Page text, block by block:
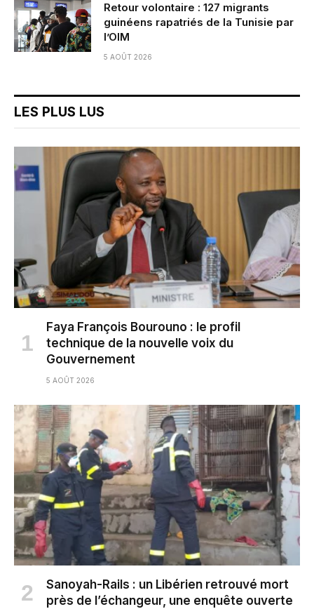
Retour volontaire : 127 migrants
guinéens rapatriés de la Tunisie par
l’OIM
5 AOÛT 2026
LES PLUS LUS
Faya François Bourouno : le profil
technique de la nouvelle voix du
Gouvernement
5 AOÛT 2026
Sanoyah-Rails : un Libérien retrouvé mort
près de l’échangeur, une enquête ouverte